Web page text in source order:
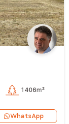
1 406m²
WhatsApp